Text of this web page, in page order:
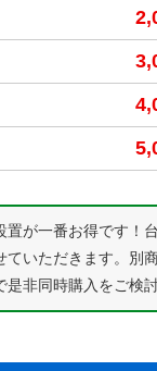
置が一番お得です！
ていただきます。別
非同時購入をご検